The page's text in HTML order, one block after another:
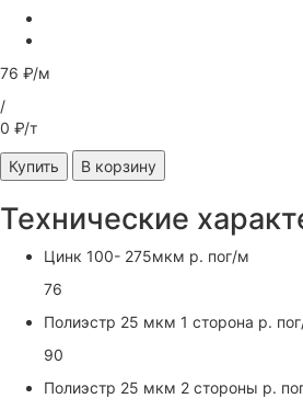
76 ₽/м
/
0 ₽/т
Купить В корзину
Технические
Цинк 100- 275мкм р. пог/м
76
Полиэстр 25 мкм 1 сторона р.
90
Полиэстр 25 мкм 2 стороны р.